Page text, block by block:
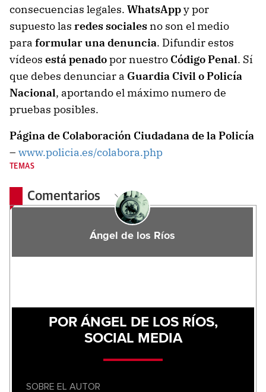
consecuencias legales. WhatsAppy por
supuesto las redes socialesno son el medio
para formular una denuncia. Difundir estos
vídeos está penadopor nuestro Código Penal. Sí
que debes denunciar a Guardia Civil o Policía
Nacional, aportando el máximo numero de
pruebas posibles.
Página de Colaboración Ciudadana de la Policía
– www.policia.es/colabora.php
TEMAS
Comentarios
Ángel de los Ríos
POR ÁNGEL DE LOS RÍOS,
SOCIAL MEDIA
SOBRE EL AUTOR